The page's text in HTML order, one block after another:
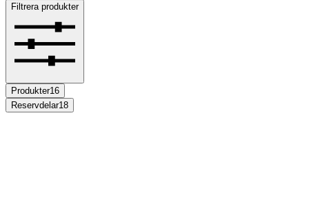
Filtrera produkter
Produkter16
Reservdelar18